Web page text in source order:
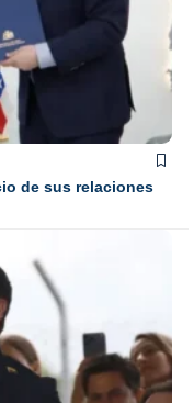
de sus relaciones